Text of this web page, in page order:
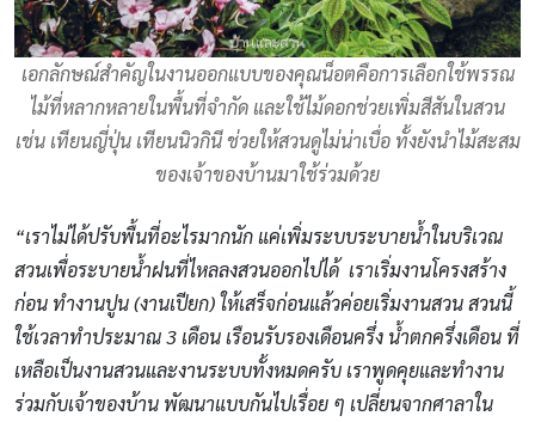
เอกลักษณ์สำคัญในงานออกแบบของคุณน็อตคือการเลือกใช้พรรณ
ไม้ที่หลากหลายในพื้นที่จำกัด และใช้ไม้ดอกช่วยเพิ่มสีสันในสวน
เช่น เทียนญี่ปุ่น เทียนนิวกินี ช่วยให้สวนดูไม่น่าเบื่อ ทั้งยังนำไม้สะสม
ของเจ้าของบ้านมาใช้ร่วมด้วย
“เราไม่ได้ปรับพื้นที่อะไรมากนัก แค่เพิ่มระบบระบายน้ำในบริเวณ
สวนเพื่อระบายน้ำฝนที่ไหลลงสวนออกไปได้ เราเริ่มงานโครงสร้าง
ก่อน ทำงานปูน (งานเปียก) ให้เสร็จก่อนแล้วค่อยเริ่มงานสวน สวนนี้
ใช้เวลาทำประมาณ 3 เดือน เรือนรับรองเดือนครึ่ง น้ำตกครึ่งเดือน ที่
เหลือเป็นงานสวนและงานระบบทั้งหมดครับ เราพูดคุยและทำงาน
ร่วมกับเจ้าของบ้าน พัฒนาแบบกันไปเรื่อย ๆ เปลี่ยนจากศาลาใน